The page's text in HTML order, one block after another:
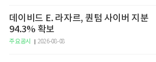
데이비드 E. 라자르, 퀀텀 사이버 지분
94.3% 확보
주요공시 2026-08-08